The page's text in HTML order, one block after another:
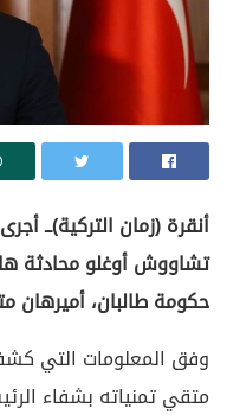
أنقرة (زمان التركية)ــ
تشاووش أوغلو محادثة
حكومة طالبان، أميرهان
وفق المعلومات التي
متقي تمنياته بشفاء